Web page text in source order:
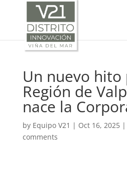
Un nuevo hito
Región de
nace la
by Equipo V21 | Oct 16, 2025|
comments
SELECT LANGUAGE ▼